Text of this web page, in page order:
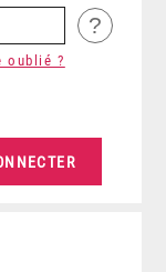
?
oublié ?